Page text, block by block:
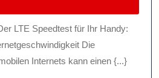
Die
Internets kann einen {...}